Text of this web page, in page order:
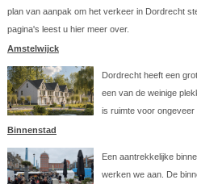
plan van aanpak om het verkeer in Dordrecht
pagina's leest u hier meer over.
Amstelwijck
Dordrecht heeft een
een van de weinige
is ruimte voor ongeveer
Binnenstad
Een aantrekkelijke
werken we aan. De